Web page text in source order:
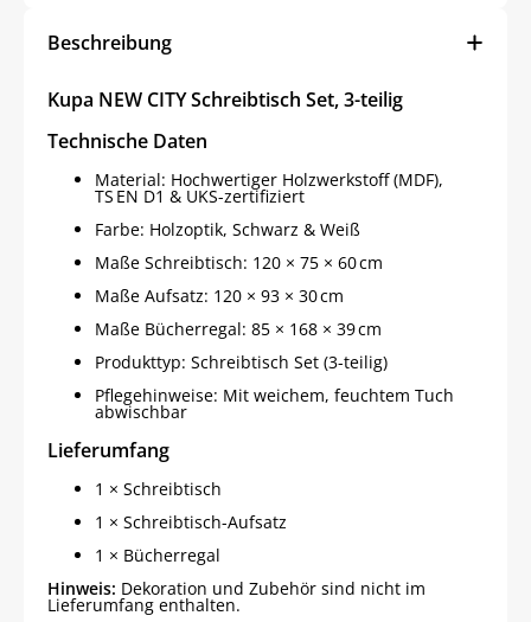
3-
Beschreibung
Kupa NEW CITY Schreibtisch Set, 3-teilig
Technische Daten
Material: Hochwertiger Holzwerkstoff (MDF),
TS EN D1 & UKS-zertifiziert
Farbe: Holzoptik, Schwarz & Weiß
Maße Schreibtisch: 120 × 75 × 60 cm
Maße Aufsatz: 120 × 93 × 30 cm
Maße Bücherregal: 85 × 168 × 39 cm
Produkttyp: Schreibtisch Set (3-teilig)
Pflegehinweise: Mit weichem, feuchtem Tuch
abwischbar
Lieferumfang
1 × Schreibtisch
1 × Schreibtisch-Aufsatz
1 × Bücherregal
Hinweis: Dekoration und Zubehör sind nicht im
Lieferumfang enthalten.